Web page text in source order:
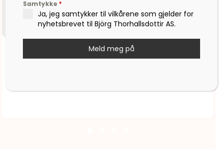
Samtykke *
Ja, jeg samtykker til vilkårene som gjelder for
nyhetsbrevet til Björg Thorhallsdottir AS.
Meld meg på